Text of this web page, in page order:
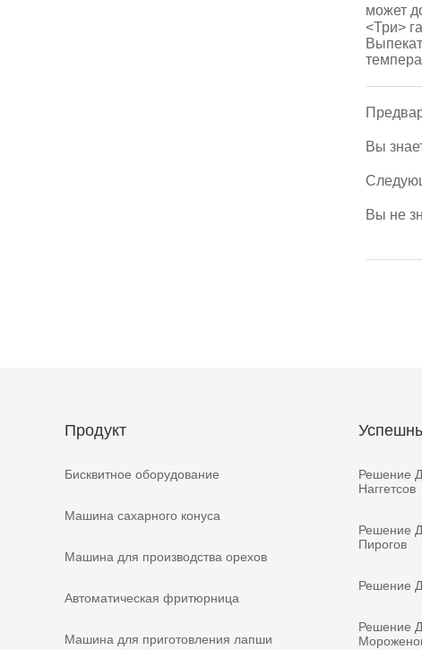
может
<Три>
Вы
Вы не
Продукт
Бисквитное оборудование
Mашина сахарного конуса
Машина для производства орехов
Автоматическая фритюрница
Машина для приготовления лапши
Решение
Наггетсов
Решение
Пирогов
Решение
Решение